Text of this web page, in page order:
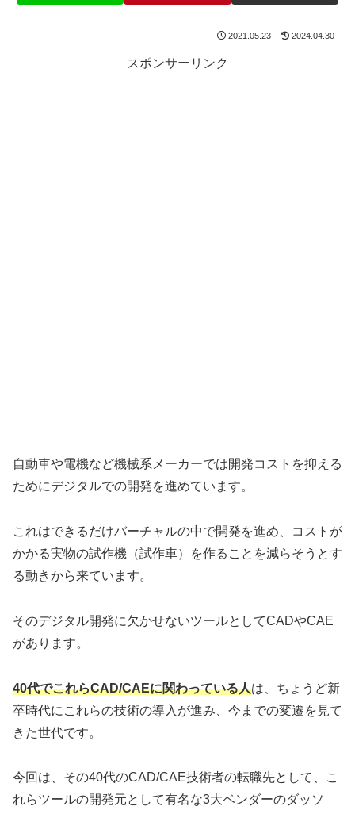
2021.05.23 2024.04.30
スポンサーリンク
自動車や電機など機械系メーカーでは開発コストを抑える
ためにデジタルでの開発を進めています。
これはできるだけバーチャルの中で開発を進め、コストが
かかる実物の試作機（試作車）を作ることを減らそうとす
る動きから来ています。
そのデジタル開発に欠かせないツールとしてCADやCAE
があります。
40代でこれらCAD/CAEに関わっている人は、ちょうど新
卒時代にこれらの技術の導入が進み、今までの変遷を見て
きた世代です。
今回は、その40代のCAD/CAE技術者の転職先として、こ
れらツールの開発元として有名な3大ベンダーのダッソ